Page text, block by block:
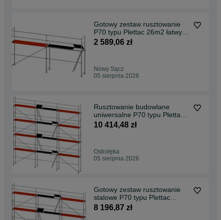
Gotowy zestaw rusztowanie
P70 typu Plettac 26m2 łatwy
montaż
2 589,06 zł
Nowy Sącz
05 sierpnia 2026
Rusztowanie budowlane
uniwersalne P70 typu Plettac
93m2
10 414,48 zł
Ostrołęka
05 sierpnia 2026
Gotowy zestaw rusztowanie
stalowe P70 typu Plettac
75m2
8 196,87 zł